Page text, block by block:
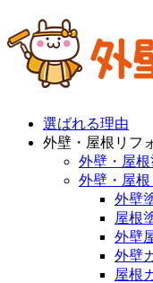
選ばれる理由
外壁・屋根リフ
外壁・屋
外壁・屋
外壁
屋根
外壁
外壁
屋根